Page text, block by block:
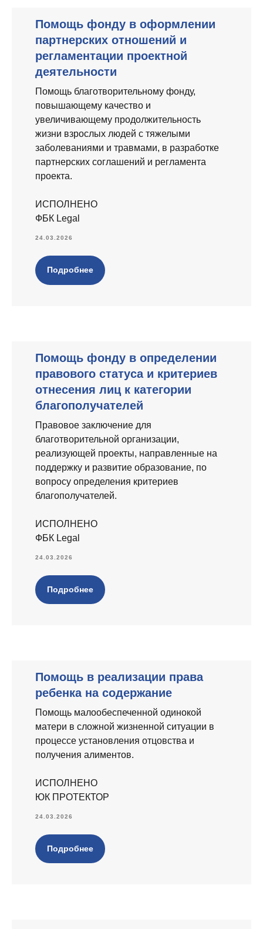
Помощь фонду в оформлении
партнерских отношений и
регламентации проектной
деятельности
Помощь благотворительному фонду,
повышающему качество и
увеличивающему продолжительность
жизни взрослых людей с тяжелыми
заболеваниями и травмами, в разработке
партнерских соглашений и регламента
проекта.
ИСПОЛНЕНО
ФБК Legal
24.03.2026
Подробнее
Помощь фонду в определении
правового статуса и критериев
отнесения лиц к категории
благополучателей
Правовое заключение для
благотворительной организации,
реализующей проекты, направленные на
поддержку и развитие образование, по
вопросу определения критериев
благополучателей.
ИСПОЛНЕНО
ФБК Legal
24.03.2026
Подробнее
Помощь в реализации права
ребенка на содержание
Помощь малообеспеченной одинокой
матери в сложной жизненной ситуации в
процессе установления отцовства и
получения алиментов.
ИСПОЛНЕНО
ЮК ПРОТЕКТОР
24.03.2026
Подробнее